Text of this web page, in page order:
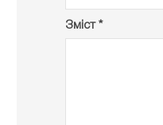
Зміст *